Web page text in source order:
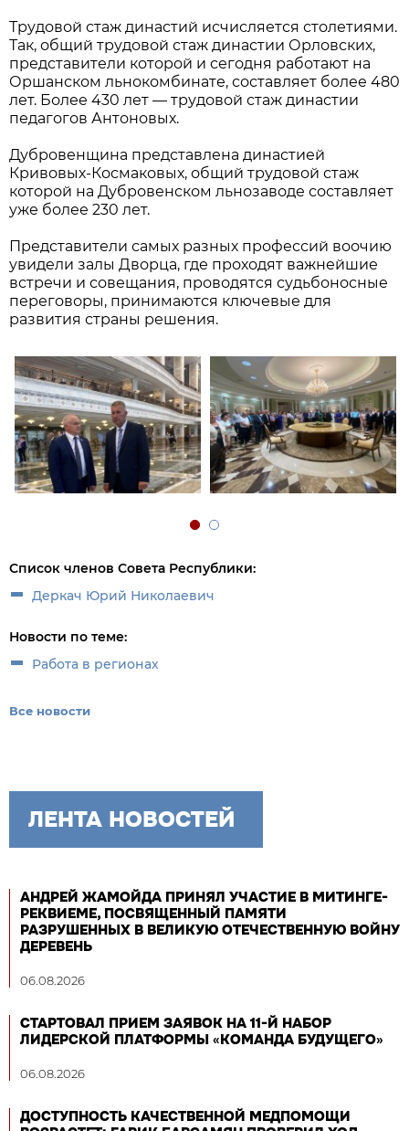
Трудовой стаж династий исчисляется столетиями.
Так, общий трудовой стаж династии Орловских,
представители которой и сегодня работают на
Оршанском льнокомбинате, составляет более 480
лет. Более 430 лет — трудовой стаж династии
педагогов Антоновых.
Дубровенщина представлена династией
Кривовых-Космаковых, общий трудовой стаж
которой на Дубровенском льнозаводе составляет
уже более 230 лет.
Представители самых разных профессий воочию
увидели залы Дворца, где проходят важнейшие
встречи и совещания, проводятся судьбоносные
переговоры, принимаются ключевые для
развития страны решения.
Список членов Совета Республики:
Деркач Юрий Николаевич
Новости по теме:
Работа в регионах
Все новости
ЛЕНТА НОВОСТЕЙ
АНДРЕЙ ЖАМОЙДА ПРИНЯЛ УЧАСТИЕ В МИТИНГЕ-
РЕКВИЕМЕ, ПОСВЯЩЕННЫЙ ПАМЯТИ
РАЗРУШЕННЫХ В ВЕЛИКУЮ ОТЕЧЕСТВЕННУЮ ВОЙНУ
ДЕРЕВЕНЬ
06.08.2026
СТАРТОВАЛ ПРИЕМ ЗАЯВОК НА 11-Й НАБОР
ЛИДЕРСКОЙ ПЛАТФОРМЫ «КОМАНДА БУДУЩЕГО»
06.08.2026
ДОСТУПНОСТЬ КАЧЕСТВЕННОЙ МЕДПОМОЩИ